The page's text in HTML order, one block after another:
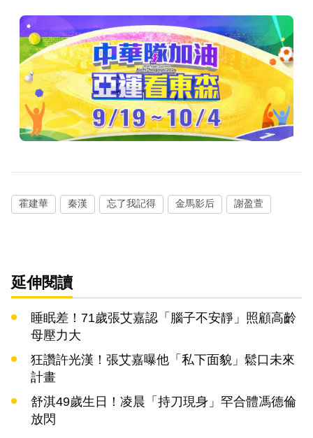
霍建華 秦漢 忘了我記得 金馬影后 謝盈萱
延伸閱讀
睡眠差！71歲張艾嘉認「腦子不安靜」照顧高齡
母壓力大
狂讚許光漢！張艾嘉曝他「私下面貌」鬆口未來
計畫
舒淇49歲生日！凌晨「持刀現身」罕合體馮德倫
放閃